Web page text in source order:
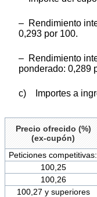
– Rendimiento
0,293 por 100.
– Rendimiento
ponderado: 0,289
c) Importes a
Precio ofrecido (%)
(ex-cupón)
Peticiones competitivas:
100,25
100,26
100,27 y superiores